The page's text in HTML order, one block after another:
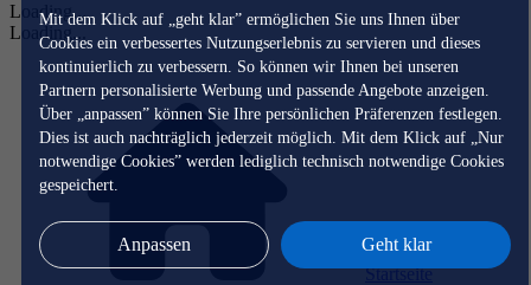
Mit dem Klick auf „geht klar” ermöglichen Sie uns Ihnen über
Cookies ein verbessertes Nutzungserlebnis zu servieren und dieses
kontinuierlich zu verbessern. So können wir Ihnen bei unseren
Partnern personalisierte Werbung und passende Angebote anzeigen.
Über „anpassen” können Sie Ihre persönlichen Präferenzen festlegen.
Dies ist auch nachträglich jederzeit möglich. Mit dem Klick auf „Nur
notwendige Cookies” werden lediglich technisch notwendige Cookies
gespeichert.
Anpassen Geht klar
Loading...
Loading...
Startseite